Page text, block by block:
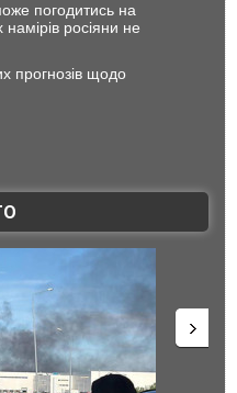
погодитись на
росіяни не
прогнозів щодо